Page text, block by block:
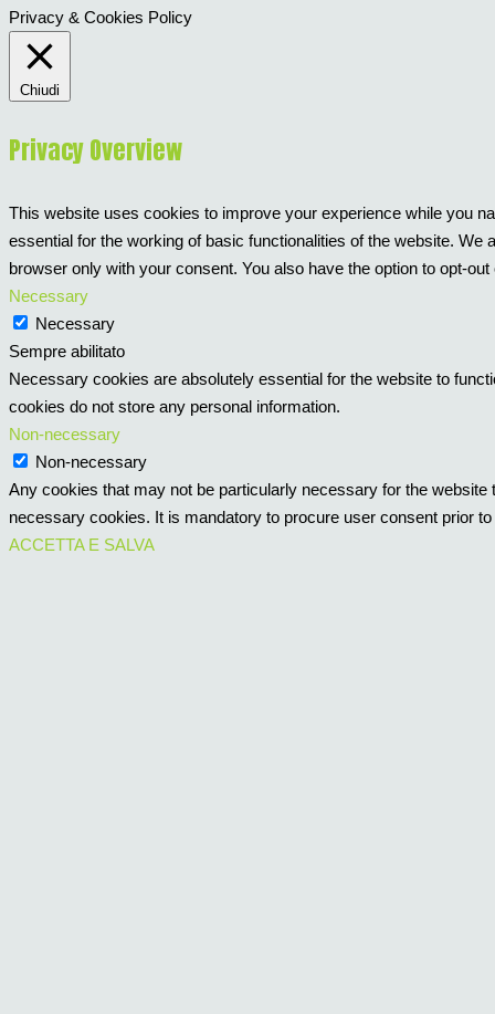
Privacy & Cookies Policy
Chiudi
Privacy Overview
This website uses cookies to improve your experience while you
essential for the working of basic functionalities of the website.
browser only with your consent. You also have the option to opt-
Necessary
Necessary
Sempre abilitato
Necessary cookies are absolutely essential for the website to
cookies do not store any personal information.
Non-necessary
Non-necessary
Any cookies that may not be particularly necessary for the
necessary cookies. It is mandatory to procure user consent prior
ACCETTA E SALVA